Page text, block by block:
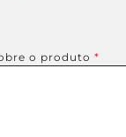
o produto *